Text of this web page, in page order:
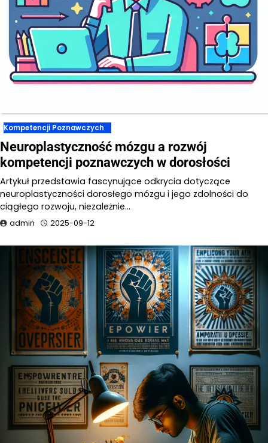
Kompetencji Poznawczych
Neuroplastyczność mózgu a rozwój
kompetencji poznawczych w dorosłości
Artykuł przedstawia fascynujące odkrycia dotyczące
neuroplastyczności dorosłego mózgu i jego zdolności do
ciągłego rozwoju, niezależnie…
admin 2025-09-12